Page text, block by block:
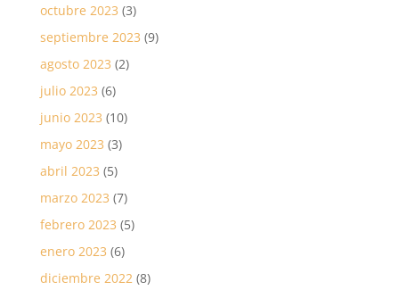
octubre 2023 (3)
septiembre 2023 (9)
agosto 2023 (2)
julio 2023 (6)
junio 2023 (10)
mayo 2023 (3)
abril 2023 (5)
marzo 2023 (7)
febrero 2023 (5)
enero 2023 (6)
diciembre 2022(8)